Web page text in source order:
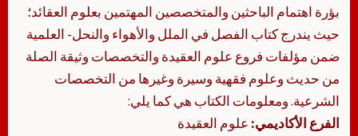
بؤرة اهتمام الباحثين والمتخصصين المهتمين بعلوم العقائد؛
حيث يندرج كتاب الفصل في الملل والأهواء والنحل- العلمية
ضمن مؤلفات فروع علوم العقيدة والتخصصات وثيقة الصلة
من حديث وعلوم فقهية وسيرة وغيرها من التخصصات
الشرعية. ومعلومات الكتاب هي كما يلي:
الفرع الأكاديمي: علوم العقيدة